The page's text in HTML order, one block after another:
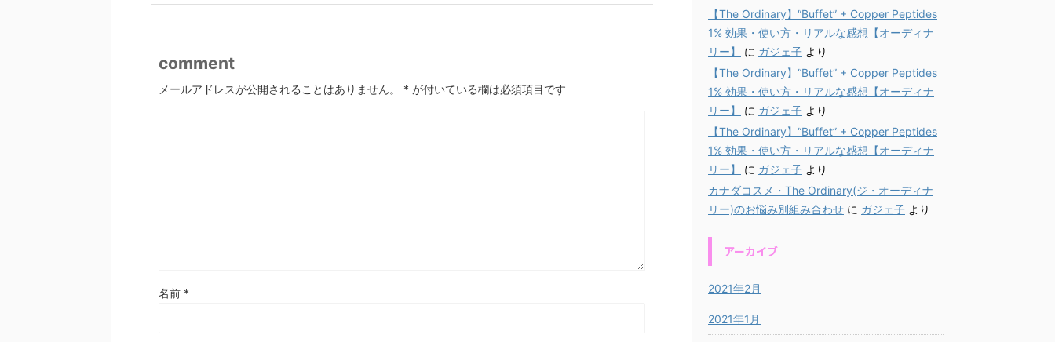
comment
メールアドレスが公開されることはありません。 * が付いている欄は必須項目です
名前 *
【The Ordinary】“Buffet” + Copper Peptides
1% 効果・使い方・リアルな感想【オーディナ
リー】
に ガジェ子 より
【The Ordinary】“Buffet” + Copper Peptides
1% 効果・使い方・リアルな感想【オーディナ
リー】
に ガジェ子 より
【The Ordinary】“Buffet” + Copper Peptides
1% 効果・使い方・リアルな感想【オーディナ
リー】
に ガジェ子 より
カナダコスメ・The Ordinary(ジ・オーディナ
リー)のお悩み別組み合わせ に ガジェ子 より
アーカイブ
2021年2月
2021年1月